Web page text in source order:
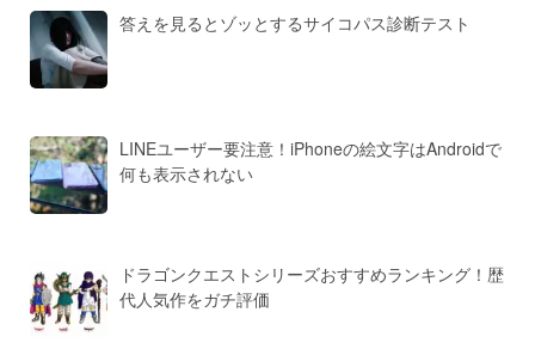
答えを見るとゾッとするサイコパス診断テスト
LINEユーザー要注意！iPhoneの絵文字はAndroidで
何も表示されない
ドラゴンクエストシリーズおすすめランキング！歴
代人気作をガチ評価